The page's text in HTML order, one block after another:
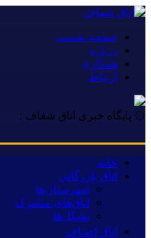
صفحه نخست
درباره
همکاری
ارتباط
۞ پایگاه خبری اتاق شفاف :
خانه
اتاق بازرگانی
شهرستان‌ها
اتاق‌های مشترک
تشکل‌ها
اتاق اصناف